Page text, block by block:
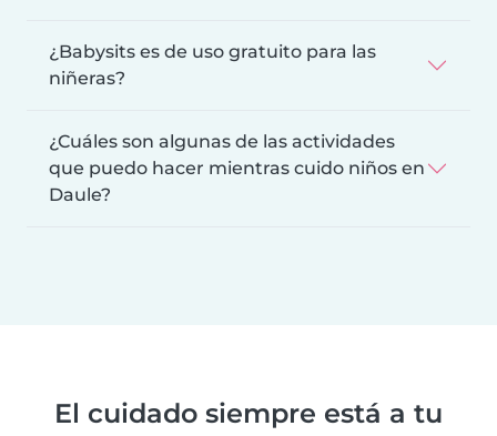
¿Babysits es de uso gratuito para las
niñeras?
¿Cuáles son algunas de las actividades
que puedo hacer mientras cuido niños en
Daule?
El cuidado siempre está a tu